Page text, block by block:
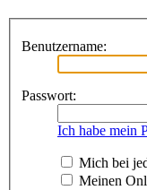
Benutzername:
Passwort:
Ich habe mein
Mich bei
Meinen